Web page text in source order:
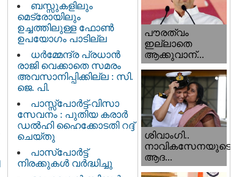
ബസ്സുകളിലും
മെട്രോയിലും
ഉച്ചത്തിലുള്ള ഫോൺ
ഉപയോഗം പാടില്ല
ധര്‍മ്മേന്ദ്ര പ്രധാൻ
രാജി വെക്കാതെ സമരം
അവസാനിപ്പിക്കില്ല : സി.
ജെ. പി.
പാസ്സ്പോർട്ട്-വിസാ
സേവനം : പുതിയ കരാർ
ഡൽഹി ഹൈക്കോടതി റദ്ദ്
ചെയ്തു
പാസ്‌പോർട്ട്
നിരക്കുകൾ വർദ്ധിച്ചു
പൗരത്വം
ഇല്ലാതെ
ആക്കുവാന്...
ശിവാംഗി..
നാവികസേനയുടെ
ആദ...